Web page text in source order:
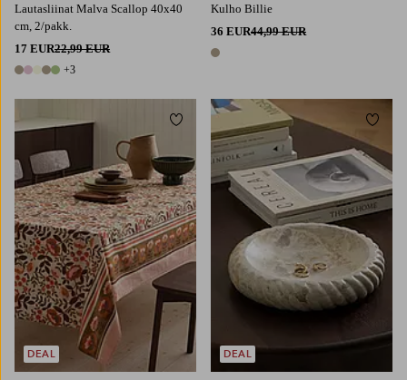
Lautasliinat Malva Scallop 40x40
cm, 2/pakk.
17 EUR22,99 EUR
8 värejä
+3
Kulho Billie
36 EUR44,99 EUR
1 väri
DEAL
Lisää suosikkeihin
145X180 145X250 145X300
DEAL